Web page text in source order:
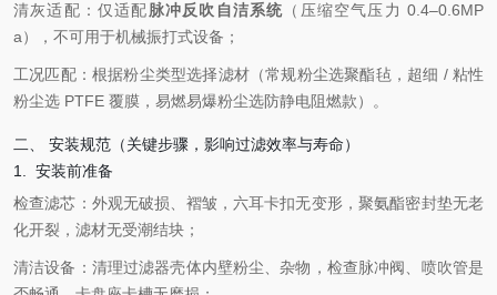
清灰适配：仅适配 脉冲反吹自洁系统 （压缩空气压力 0.4–0.6MP
a），不可用于机械振打式设备；
工况匹配：根据粉尘类型选择滤材（常规粉尘选聚酯毡，超细 / 粘性
粉尘选 PTFE 覆膜，易燃易爆粉尘选防静电阻燃款）。
二、 安装规范（关键步骤，影响过滤效率与寿命）
1. 安装前准备
检查滤芯：外观无破损、褶皱，六耳卡扣无变形，聚氨酯密封垫无老
化开裂，滤材无受潮结块；
清洁设备：清理过滤器壳体内壁粉尘、杂物，检查脉冲阀、喷吹管是